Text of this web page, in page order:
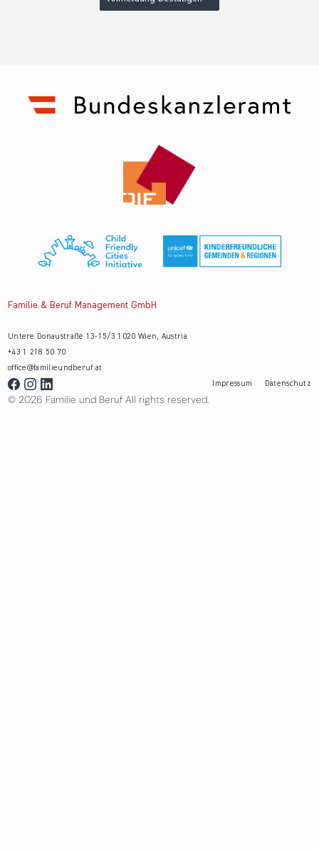
Familie & Beruf Management GmbH
Untere Donaustraße 13-15/3 1020 Wien, Austria
+43 1 218 50 70
office@familieundberuf.at
Impressum
Datenschutz
© 2026 Familie und Beruf All rights reserved.